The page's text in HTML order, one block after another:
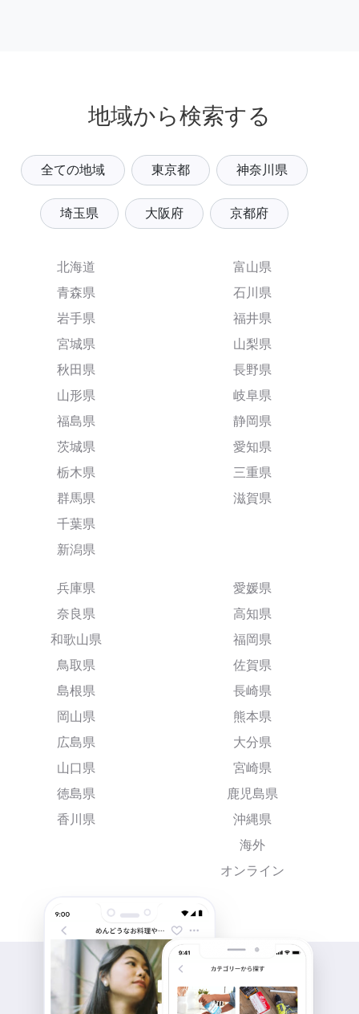
地域から検索する
全ての地域 東京都 神奈川県
埼玉県 大阪府 京都府
北海道
青森県
岩手県
宮城県
秋田県
山形県
福島県
茨城県
栃木県
群馬県
千葉県
新潟県
富山県
石川県
福井県
山梨県
長野県
岐阜県
静岡県
愛知県
三重県
滋賀県
兵庫県
奈良県
和歌山県
鳥取県
島根県
岡山県
広島県
山口県
徳島県
香川県
愛媛県
高知県
福岡県
佐賀県
長崎県
熊本県
大分県
宮崎県
鹿児島県
沖縄県
海外
オンライン